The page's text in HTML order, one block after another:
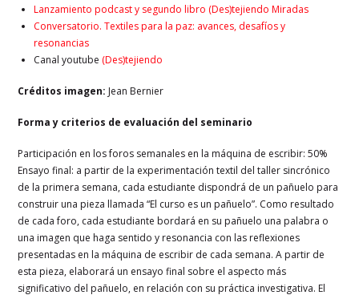
Lanzamiento podcast y segundo libro (Des)tejiendo Miradas
Conversatorio. Textiles para la paz: avances, desafíos y
resonancias
Canal youtube (Des)tejiendo
Créditos imagen: Jean Bernier
Forma y criterios de evaluación del seminario
Participación en los foros semanales en la máquina de escribir: 50%
Ensayo final: a partir de la experimentación textil del taller sincrónico
de la primera semana, cada estudiante dispondrá de un pañuelo para
construir una pieza llamada “El curso es un pañuelo”. Como resultado
de cada foro, cada estudiante bordará en su pañuelo una palabra o
una imagen que haga sentido y resonancia con las reflexiones
presentadas en la máquina de escribir de cada semana. A partir de
esta pieza, elaborará un ensayo final sobre el aspecto más
significativo del pañuelo, en relación con su práctica investigativa. El